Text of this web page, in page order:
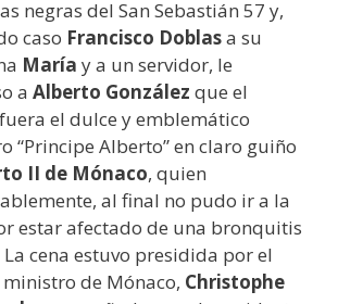
negras del San Sebastián 57 y,
caso Francisco Doblasa su
María y a un servidor, le
a Alberto González que el
el dulce y emblemático
“Principe Alberto” en claro guiño
II de Mónaco, quien
al final no pudo ir a la
estar afectado de una bronquitis
cena estuvo presidida por el
de Mónaco, Christophe